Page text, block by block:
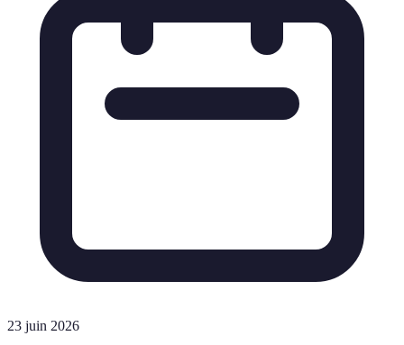
23 juin 2026